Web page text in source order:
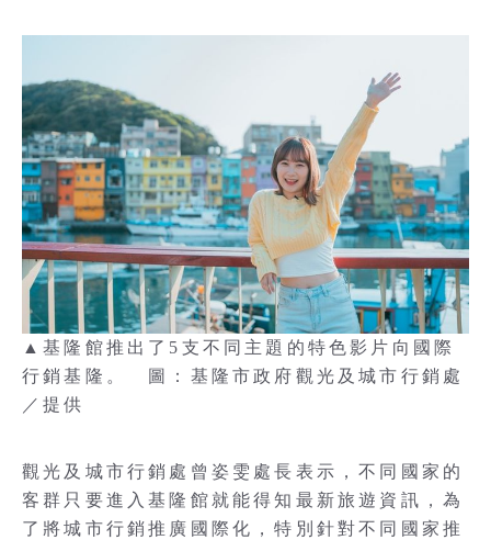
▲基隆館推出了5支不同主題的特色影片向國際
行銷基隆。 圖：基隆市政府觀光及城市行銷處
／提供
觀光及城市行銷處曾姿雯處長表示，不同國家的
客群只要進入基隆館就能得知最新旅遊資訊，為
了將城市行銷推廣國際化，特別針對不同國家推